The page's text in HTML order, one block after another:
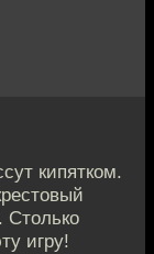
кипятком.
Столько
игру!